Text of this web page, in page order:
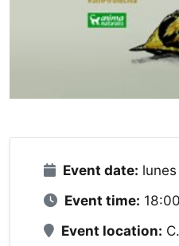
Event date:
Event time:
Event location: